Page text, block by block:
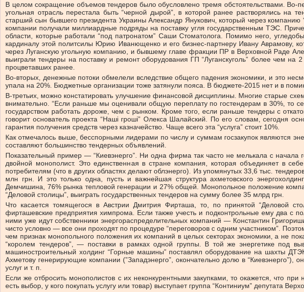
В целом сокращение объемов тендеров было обусловлено тремя обстоятельствами.
угольная отрасль перестала быть “черной дырой”, в которой ранее растворялись на
старший сын бывшего президента Украины Александр Янукович, который через
компании получали миллиардные подряды на поставку угля государственным ТЭС.
области, которые работали “под патронатом” Саши Стоматолога. Помимо него,
кардиналу этой политсилы Юрию Иванющенко и его бизнес-партнеру Ивану Аврамову,
через Луганскую угольную компанию, и бывшему главе фракции ПР в Верховной Раде
выиграли тендеры на поставку и ремонт оборудования ГП “Луганскуголь” более чем
процветавших ранее.
Во-вторых, денежные потоки обмелели вследствие общего падения экономики, и это
упала на 20%. Бюджетные организации тоже затянули пояса. В бюджете-2015 нет и в
В-третьих, можно констатировать улучшение финансовой дисциплины. Многие старые
внимательно. “Если раньше мы оценивали общую переплату по гостендерам в 30%, то
государством работать дороже, чем с рынком. Кроме того, если раньше тендеры с
говорит основатель проекта “Наші гроші” Олекса Шалайский. По его словам, сегодня
гарантия получения средств через казначейство. Чаще всего эта “услуга” стоит 10%.
Как отмечалось выше, бесспорными лидерами по числу и суммам госзакупок являются
составляют большинство тендерных объявлений.
Показательный пример — “Киевэнерго”. Ни одна фирма так часто не мелькала с начала
двойной монополист. Это единственная в стране компания, которая объединяет в
потребителям (что в других областях делают облэнерго). Из упомянутых 33,6 тыс.
млн грн. И это только одна, пусть и важнейшая структура ахметовского
Демчишина, 76% рынка тепловой генерации и 27% общей. Монопольное положение
“Деловой столицы”, выиграть государственных тендеров на сумму более 35 млрд грн.
Что касается томящегося в Австрии Дмитрия Фирташа, то, по принятой “Деловой
фирташевские предприятия химпрома. Если также учесть и подконтрольные ему два с
ними уже идут собственники энергораспределительных компаний — Константин
чисто условно — все они проходят по процедуре “переговоров с одним участником”.
чем признак монопольного положения их компаний в целых секторах экономики, а не
“королем тендеров”, — поставки в рамках одной группы. В той же энергетике под
машиностроительный холдинг “Горные машины” поставлял оборудование на шахты
Ахметову генерирующие компании (”Западэнерго”, окончательно долю в “Киевэнерго”),
услуг и т. п.
Если же отбросить монополистов с их неконкурентными закупками, то окажется, что
есть выбор, у кого покупать услугу или товар) выступает группа “Континиум” депутата